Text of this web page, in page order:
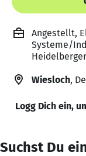
Angestellt,
Systeme/
Wiesloch,
Logg Dich ein,
Suchst Du